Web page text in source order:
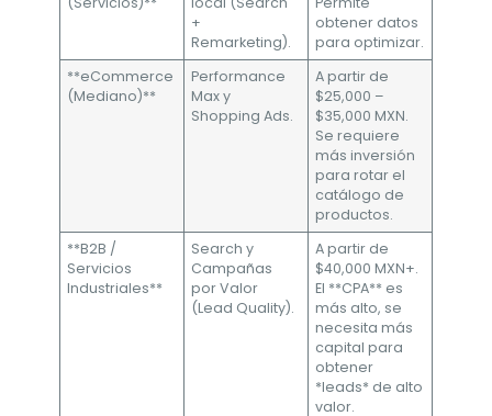
+
Remarketing).
obtener datos
para optimizar.
**eCommerce
(Mediano)**
Performance
Max y
Shopping Ads.
A partir de
$25,000 –
$35,000 MXN.
Se requiere
más inversión
para rotar el
catálogo de
productos.
**B2B /
Servicios
Industriales**
Search y
Campañas
por Valor
(Lead Quality).
A partir de
$40,000 MXN+.
El **CPA** es
más alto, se
necesita más
capital para
obtener
*leads* de alto
valor.